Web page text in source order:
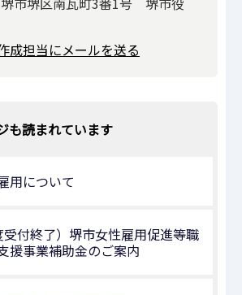
成担当にメールを送る
も読まれています
用について
受付終了）堺市女性雇用促進等職
援事業補助金のご案内